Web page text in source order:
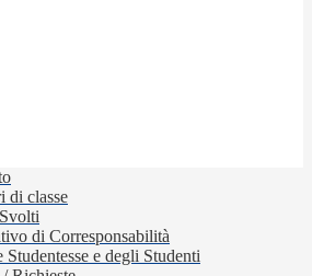
di classe
di Corresponsabilità
Studentesse e degli Studenti